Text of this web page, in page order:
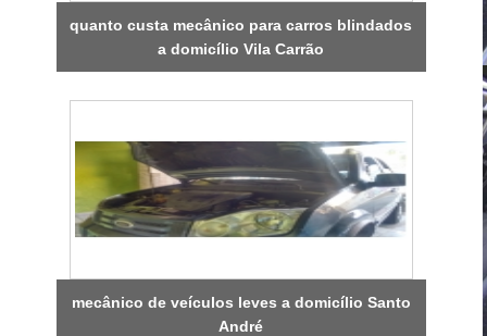
quanto custa mecânico para carros blindados
a domicílio Vila Carrão
mecânico de veículos leves a domicílio Santo
André